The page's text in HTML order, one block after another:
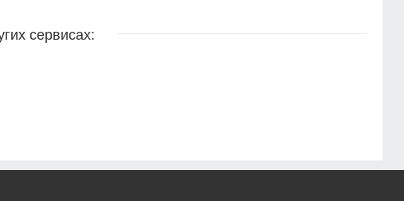
сервисах: